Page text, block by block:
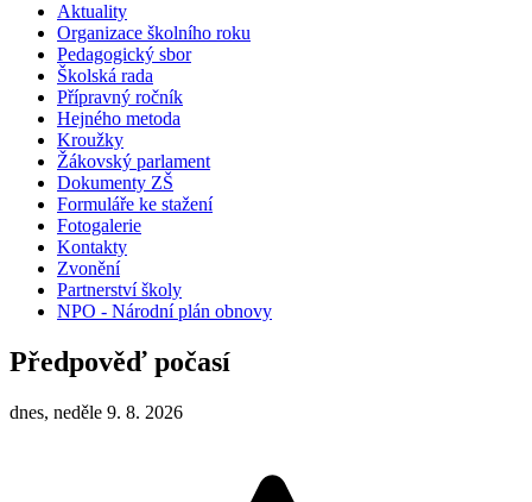
Aktuality
Organizace školního roku
Pedagogický sbor
Školská rada
Přípravný ročník
Hejného metoda
Kroužky
Žákovský parlament
Dokumenty ZŠ
Formuláře ke stažení
Fotogalerie
Kontakty
Zvonění
Partnerství školy
NPO - Národní plán obnovy
Předpověď počasí
dnes, neděle 9. 8. 2026